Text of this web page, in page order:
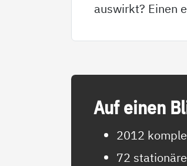
auswirkt? Einen
Auf ei­nen
2012
72